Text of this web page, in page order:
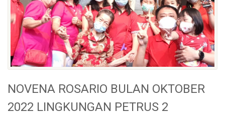
NOVENA ROSARIO BULAN OKTOBER
2022 LINGKUNGAN PETRUS 2